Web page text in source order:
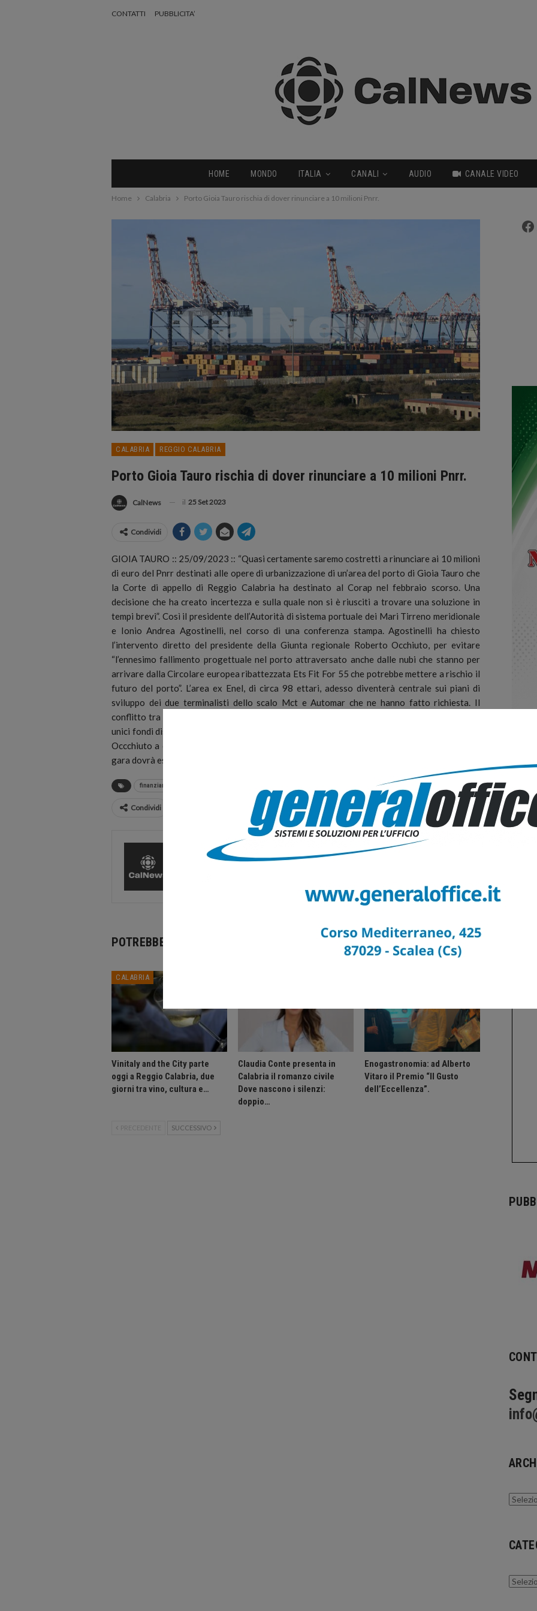
CONTATTI PUBBLICITA’
HOME MONDO ITALIA CANALI AUDIO CANALE VIDEO
Home Calabria Porto Gioia Tauro rischia di dover rinunciare a 10 milioni Pnrr.
CALABRIA REGGIO CALABRIA
Porto Gioia Tauro rischia di dover rinunciare a 10 milioni Pnrr.
CalNews il 25 Set 2023
Condividi
GIOIA TAURO :: 25/09/2023 :: “Quasi certamente saremo costretti a rinunciare ai 10 milioni
di euro del Pnrr destinati alle opere di urbanizzazione di un’area del porto di Gioia Tauro che
la Corte di appello di Reggio Calabria ha destinato al Corap nel febbraio scorso.
Una
decisione che ha creato incertezza e sulla quale non si è riusciti a trovare una soluzione in
tempi brevi”. Così il presidente dell’Autorità di sistema portuale dei Mari Tirreno meridionale
e Ionio Andrea Agostinelli, nel corso di una conferenza stampa. Agostinelli ha chiesto
l’intervento diretto del presidente della Giunta regionale Roberto Occhiuto, per evitare
“l’ennesimo fallimento progettuale nel porto attraversato anche dalle nubi che stanno per
arrivare dalla Circolare europea ribattezzata Ets Fit For 55 che potrebbe mettere a rischio il
futuro del porto”. L’area ex Enel, di circa 98 ettari, adesso diventerà centrale sui piani di
sviluppo dei due terminalisti dello scalo Mct e Automar che ne hanno fatto richiesta. Il
conflitto tra un ente della Regione e lo Stato rischia di creare ulteriore panico e azzerare gli
unici fondi disponibili con il Pnrr per il Porto di Gioia Tauro. Da qui l’appello di Agostinelli ad
Occchiuto a cercare una soluzione che riesca in extremis a salvare quei fondi il cui bando di
gara dovrà essere definito entro il 31 dicembre prossimo.
finanziamenti
Condividi
CalNews
POTREBBE PIACERTI ANCHE Altri Di Autore
CALABRIA
Vinitaly and the City parte
oggi a Reggio Calabria, due
giorni tra vino, cultura e…
Claudia Conte presenta in
Calabria il romanzo civile
Dove nascono i silenzi:
doppio…
Enogastronomia: ad Alberto
Vitaro il Premio “Il Gusto
dell’Eccellenza”.
PRECEDENTE SUCCESSIVO
Archivi